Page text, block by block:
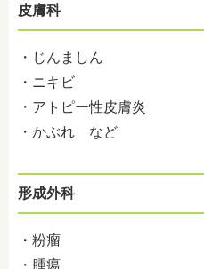
皮膚科
・じんましん
・ニキビ
・アトピー性皮膚炎
・かぶれ など
形成外科
・粉瘤
・腫瘍